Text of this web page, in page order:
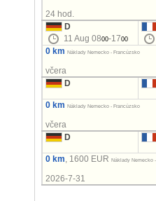
24 hod.
D
11 Aug 0800-1700
0 km Náklady Nemecko - Francúzsko
včera
D
0 km Náklady Nemecko - Francúzsko
včera
D
0 km, 1600 EURNáklady Nemecko
2026-7-31